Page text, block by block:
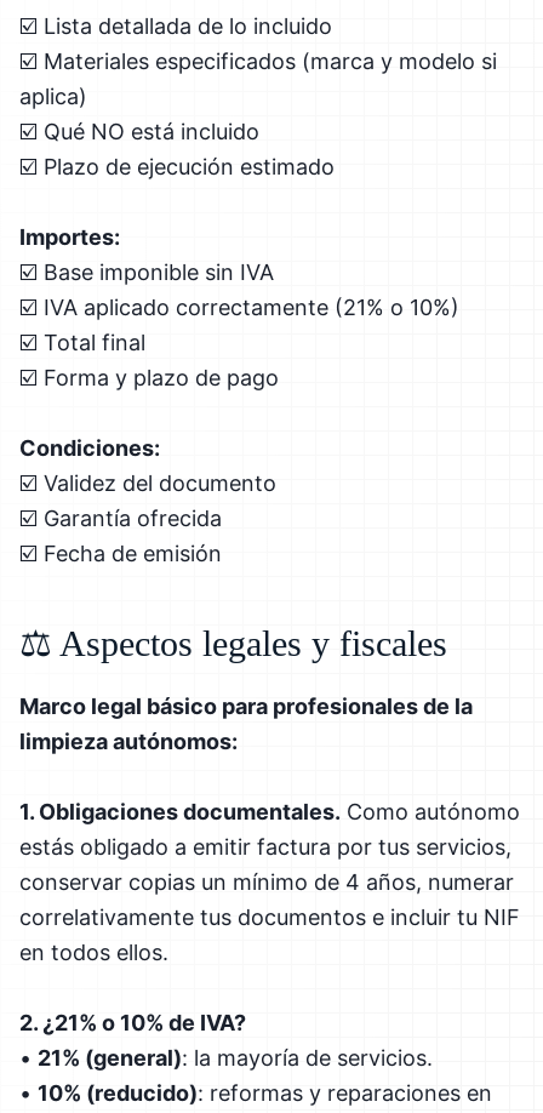
☑️ Lista detallada de lo incluido
☑️ Materiales especificados (marca y modelo si
aplica)
☑️ Qué NO está incluido
☑️ Plazo de ejecución estimado
Importes:
☑️ Base imponible sin IVA
☑️ IVA aplicado correctamente (21% o 10%)
☑️ Total final
☑️ Forma y plazo de pago
Condiciones:
☑️ Validez del documento
☑️ Garantía ofrecida
☑️ Fecha de emisión
⚖️ Aspectos legales y fiscales
Marco legal básico para profesionales de la
limpieza autónomos:
1. Obligaciones documentales. Como autónomo
estás obligado a emitir factura por tus servicios,
conservar copias un mínimo de 4 años, numerar
correlativamente tus documentos e incluir tu NIF
en todos ellos.
2. ¿21% o 10% de IVA?
• 21% (general): la mayoría de servicios.
• 10% (reducido): reformas y reparaciones en